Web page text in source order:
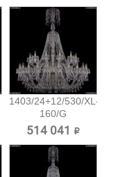
1403/24+12/530/XL-
160/G
Хрустальная...
514 041 ₽